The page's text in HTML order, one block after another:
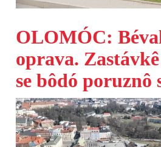
OLOMÓC:
oprava.
se bôdó poruznô